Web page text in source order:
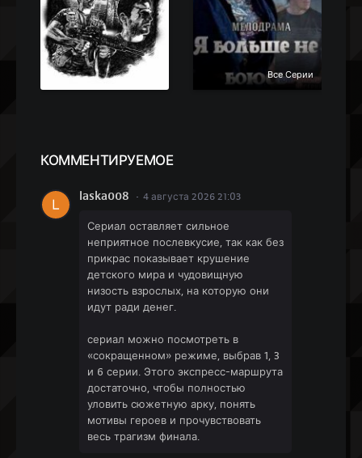
Все Серии
КОММЕНТИРУЕМОЕ
laska008 4 августа 2026 21:03
Сериал оставляет сильное
неприятное послевкусие, так как без
прикрас показывает крушение
детского мира и чудовищную
низость взрослых, на которую они
идут ради денег.
сериал можно посмотреть в
«сокращенном» режиме, выбрав 1, 3
и 6 серии. Этого экспресс-маршрута
достаточно, чтобы полностью
уловить сюжетную арку, понять
мотивы героев и прочувствовать
весь трагизм финала.